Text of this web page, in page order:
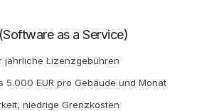
as a Service)
jährliche Lizenzgebühren
5.000 EUR pro Gebäude und Monat
niedrige Grenzkosten